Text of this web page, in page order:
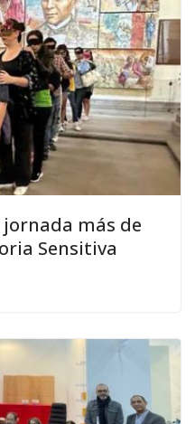
jornada más de
Sensitiva